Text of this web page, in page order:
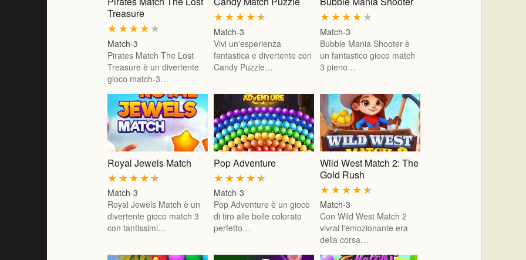
Treasure
★
★
★
★
★
Match-3
Pirates Match The Lost
Treasure è un divertente
gioco match-3…
★
★
★
★
★
Match-3
Vivi un'esperienza
fantastica e divertente con
Candy Puzzle…
★
★
★
★
★
Match-3
Bubble Mania Shooter è
un fantastico gioco match
3 pieno…
Royal Jewels Match
★
★
★
★
★
Match-3
Royal Jewels Match è un
divertente gioco match 3
con tantissimi…
Pop Adventure
★
★
★
★
★
Match-3
Pop Adventure è un gioco
di tiro alle bolle colorato
perfetto…
Wild West Match 2: The
Gold Rush
★
★
★
★
★
Match-3
Con Wild West Match 2
vivrai l'emozionante era
della corsa…